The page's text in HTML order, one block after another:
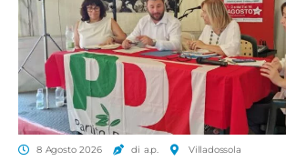
8 Agosto 2026 di a.p. Villadossola